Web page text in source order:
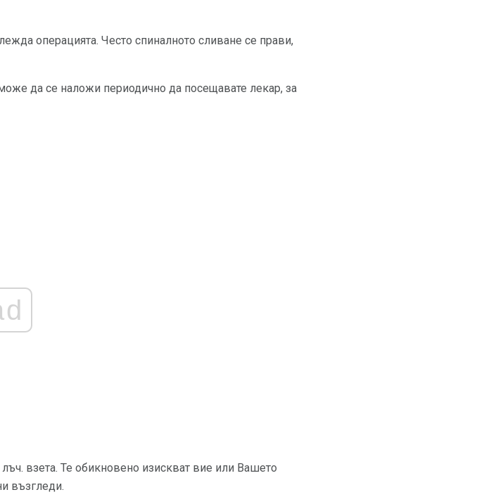
операцията. Често спиналното сливане се прави,
да се наложи периодично да посещавате лекар, за
взета. Те обикновено изискват вие или Вашето
възгледи.